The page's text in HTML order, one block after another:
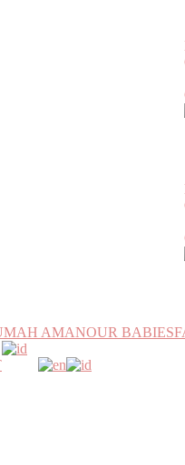
AMANOUR BABIES